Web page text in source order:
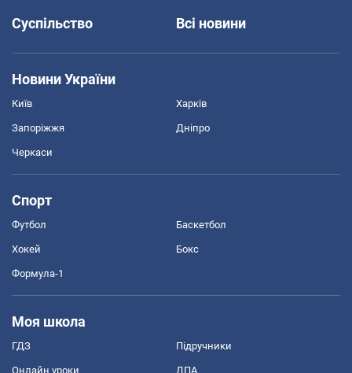
Суспільство
Всі новини
Новини України
Київ Харків
Запоріжжя Дніпро
Черкаси
Спорт
Футбол Баскетбол
Хокей Бокс
Формула-1
Моя школа
ГДЗ Підручники
Онлайн уроки ДПА